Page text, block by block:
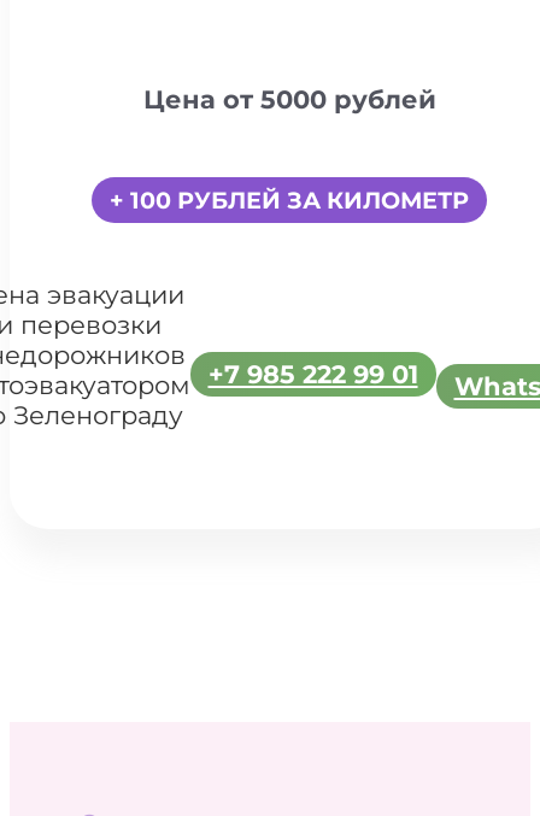
Цена от 5000 рублей
+ 100 РУБЛЕЙ ЗА КИЛОМЕТР
эвакуации
перевозки
Зеленограду
+7 985 222 99 01